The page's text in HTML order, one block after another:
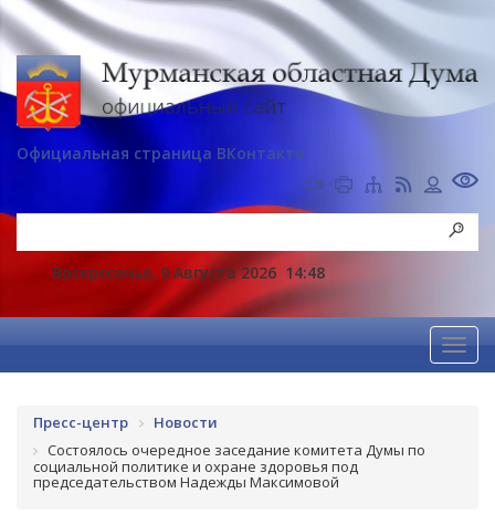
Официальная страница ВКонтакте
Воскресенье, 9 Августа 2026 14:48
Пресс-центр
Новости
Состоялось очередное заседание комитета Думы по
социальной политике и охране здоровья под
председательством Надежды Максимовой